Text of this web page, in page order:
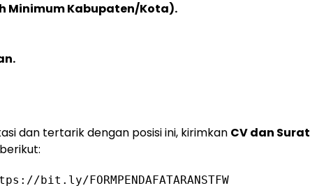
Minimum Kabupaten/Kota).
dan tertarik dengan posisi ini, kirimkan CV dan Surat
bit.ly/FORMPENDAFATARANSTFW